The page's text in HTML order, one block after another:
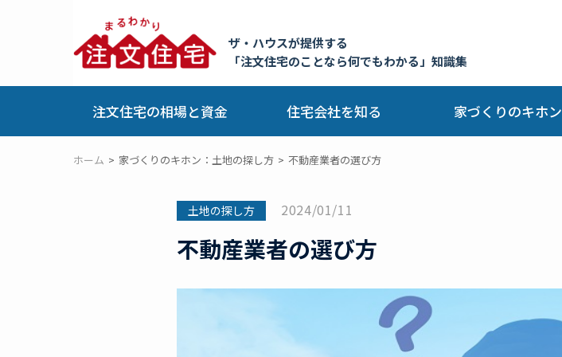
ザ・ハウスが提供する
「注文住宅のことなら何でもわかる」知識集
注文住宅の相場と資金 住宅会社を知る 家づくりのキホン
ホーム 家づくりのキホン：土地の探し方 不動産業者の選び方
土地の探し方 2024/01/11
不動産業者の選び方